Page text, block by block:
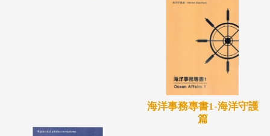
海洋事務專書1-海洋守護
篇